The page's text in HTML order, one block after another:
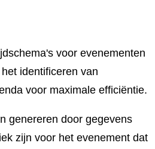
voor evenementen
identificeren van
voor maximale efficiëntie.
genereren door gegevens
zijn voor het evenement dat